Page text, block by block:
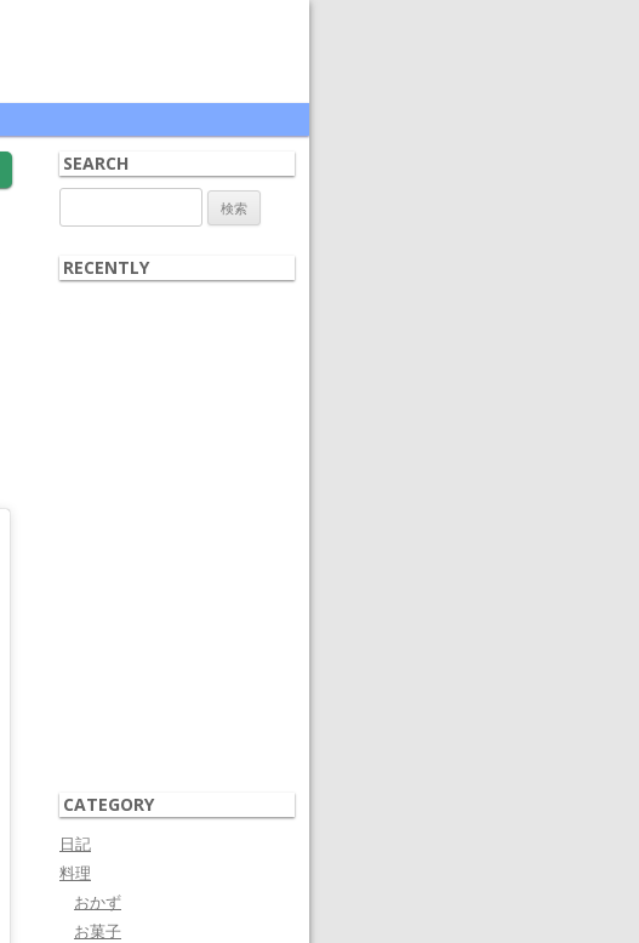
SEARCH
索:
RECENTLY
CATEGORY
日記
料理
おかず
お菓子